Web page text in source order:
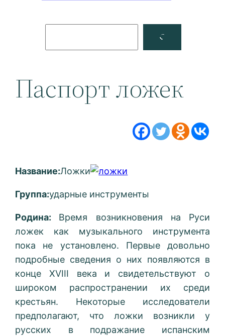
Facebook
Паспорт ложек
Название:Ложки
Группа:ударные инструменты
Родина: Время возникновения на Руси
ложек как музыкального инструмента
пока не установлено. Первые довольно
подробные сведения о них появляются в
конце XVIII века и свидетельствуют о
широком распространении их среди
крестьян. Некоторые исследователи
предполагают, что ложки возникли у
русских в подражание испанским